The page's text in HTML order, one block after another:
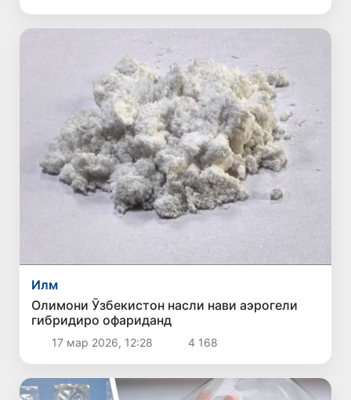
Илм
Олимони Ӯзбекистон насли нави аэрогели
гибридиро офариданд
17 мар 2026, 12:28 4 168